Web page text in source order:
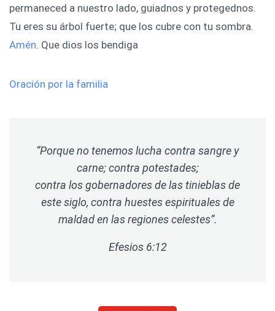
permaneced a nuestro lado, guiadnos y protegednos.
Tu eres su árbol fuerte; que los cubre con tu sombra.
Amén. Que dios los bendiga
Oración por la familia
“Porque no tenemos lucha contra sangre y
carne; contra potestades;
contra los gobernadores de las tinieblas de
este siglo, contra huestes espirituales de
maldad en las regiones celestes”.
Efesios 6:12